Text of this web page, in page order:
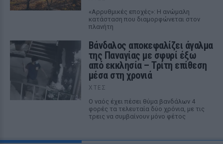
«Αρρυθμικές εποχές»: Η ανώμαλη
κατάσταση που διαμορφώνεται στον
πλανήτη
Βάνδαλος αποκεφαλίζει άγαλμα
της Παναγίας με σφυρί έξω
από εκκλησία – Τρίτη επίθεση
μέσα στη χρονιά
ΧΤΕΣ
Ο ναός έχει πέσει θύμα βανδάλων 4
φορές τα τελευταία δύο χρόνια, με τις
τρεις να συμβαίνουν μόνο φέτος